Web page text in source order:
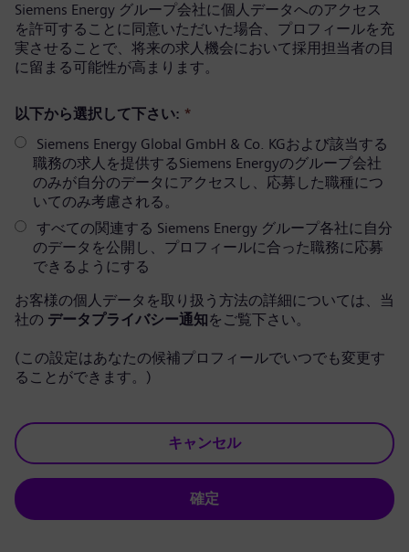
Siemens Energy グループ会社に個人データへのアクセス
を許可することに同意いただいた場合、プロフィールを充
実させることで、将来の求人機会において採用担当者の目
に留まる可能性が高まります。
以下から選択して下さい: *
Siemens Energy Global GmbH & Co. KGおよび該当する
職務の求人を提供するSiemens Energyのグループ会社
のみが自分のデータにアクセスし、応募した職種につ
いてのみ考慮される。
すべての関連する Siemens Energy グループ各社に自分
のデータを公開し、プロフィールに合った職務に応募
できるようにする
お客様の個人データを取り扱う方法の詳細については、当
社の データプライバシー通知をご覧下さい。
(この設定はあなたの候補プロフィールでいつでも変更す
ることができます。)
キャンセル
確定